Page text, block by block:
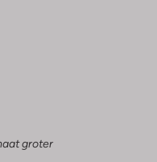
groter